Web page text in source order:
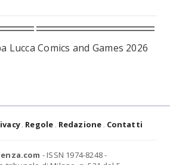
Lucca Comics and Games 2026
Regole Redazione Contatti
- ISSN 1974-8248 -